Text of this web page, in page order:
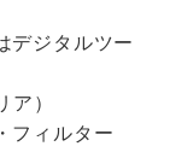
デジタルツー
ア）
フィルター